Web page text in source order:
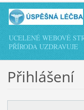
UCELENÉ WEBOVÉ
PŘÍRODA UZDRAVUJE
Přihlášení